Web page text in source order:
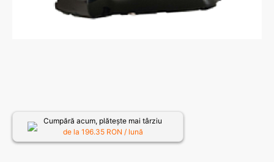
Cumpără acum, plătește mai târziu
de la 196.35RON / lună